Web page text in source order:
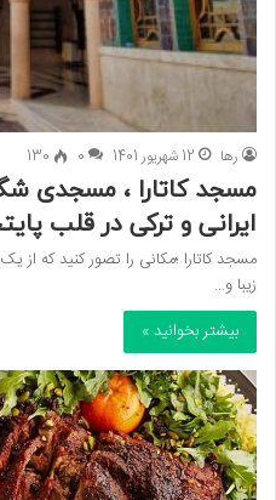
رها 12 شهریور 1401 0
130
مسجد کاتارا ، مسجدی
ایرانی و ترکی در قلب
مسجد کاتارا ؛مکانی را تصور کنید که از
زیبا و…
بیشتر بخوانید »